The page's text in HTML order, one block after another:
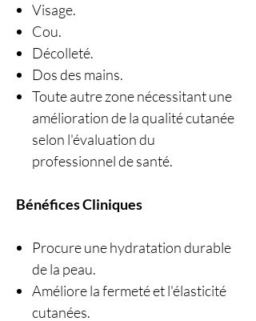
Visage.
Cou.
Décolleté.
Dos des mains.
Toute autre zone nécessitant une
amélioration de la qualité cutanée
selon l'évaluation du
professionnel de santé.
Bénéfices Cliniques
Procure une hydratation durable
de la peau.
Améliore la fermeté et l'élasticité
cutanées.